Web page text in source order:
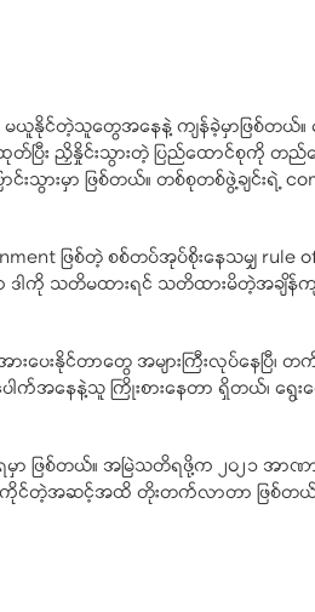
နိုင်တဲ့သူတွေအနေနဲ့ ကျန်ခဲ့မှာဖြစ်တယ်။
တ်ပြီး ညှိနှိုင်းသွားတဲ့ ပြည်ထောင်စုကို တ
င်းသွားမှာ ဖြစ်တယ်။ တစ်စုတစ်ဖွဲ့ချင်းရဲ့
ဖြစ်တဲ့ စစ်တပ်အုပ်စိုးနေသမျှ rule
ါကို သတိမထားရင် သတိထားမိတဲ့အချိန်ကျ
ားပေးနိုင်တာတွေ အများကြီးလုပ်နေ
အနေနဲ့သူ ကြိုးစားနေတာ ရှိတယ်၊ ရွေး
ရမှာ ဖြစ်တယ်။ အမြဲသတိရဖို့က ၂၀၂၁
တဲ့အဆင့်အထိ တိုးတက်လာတာ ဖြစ်တယ်။